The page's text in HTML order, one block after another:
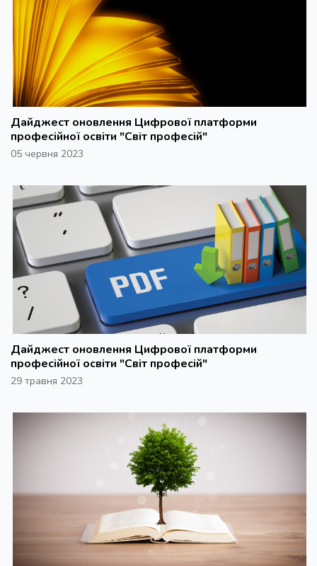
Дайджест оновлення Цифрової платформи
професійної освіти "Світ професій"
05 червня 2023
Дайджест оновлення Цифрової платформи
професійної освіти "Світ професій"
29 травня 2023